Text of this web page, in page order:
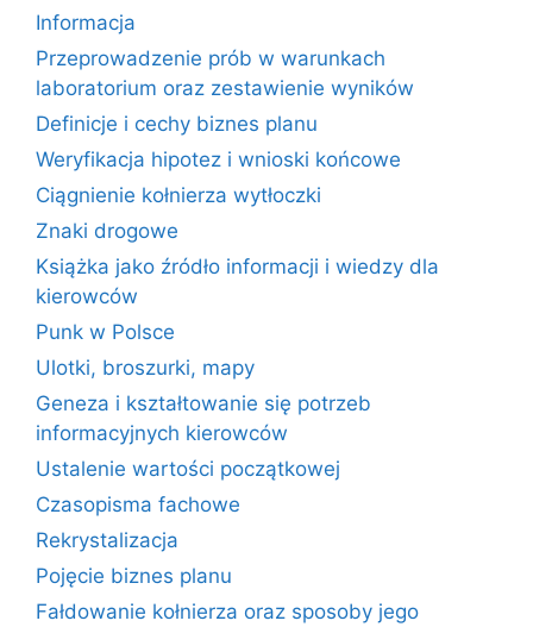
Informacja
Przeprowadzenie prób w warunkach
laboratorium oraz zestawienie wyników
Definicje i cechy biznes planu
Weryfikacja hipotez i wnioski końcowe
Ciągnienie kołnierza wytłoczki
Znaki drogowe
Książka jako źródło informacji i wiedzy dla
kierowców
Punk w Polsce
Ulotki, broszurki, mapy
Geneza i kształtowanie się potrzeb
informacyjnych kierowców
Ustalenie wartości początkowej
Czasopisma fachowe
Rekrystalizacja
Pojęcie biznes planu
Fałdowanie kołnierza oraz sposoby jego